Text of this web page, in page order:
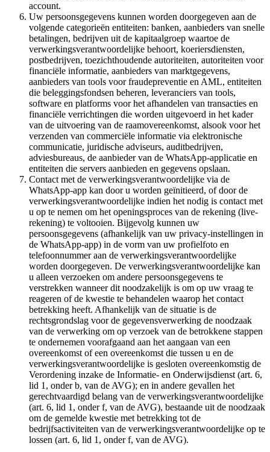
account.
Uw persoonsgegevens kunnen worden doorgegeven aan de
volgende categorieën entiteiten: banken, aanbieders van snelle
betalingen, bedrijven uit de kapitaalgroep waartoe de
verwerkingsverantwoordelijke behoort, koeriersdiensten,
postbedrijven, toezichthoudende autoriteiten, autoriteiten voor
financiële informatie, aanbieders van marktgegevens,
aanbieders van tools voor fraudepreventie en AML, entiteiten
die beleggingsfondsen beheren, leveranciers van tools,
software en platforms voor het afhandelen van transacties en
financiële verrichtingen die worden uitgevoerd in het kader
van de uitvoering van de raamovereenkomst, alsook voor het
verzenden van commerciële informatie via elektronische
communicatie, juridische adviseurs, auditbedrijven,
adviesbureaus, de aanbieder van de WhatsApp-applicatie en
entiteiten die servers aanbieden en gegevens opslaan.
Contact met de verwerkingsverantwoordelijke via de
WhatsApp-app kan door u worden geïnitieerd, of door de
verwerkingsverantwoordelijke indien het nodig is contact met
u op te nemen om het openingsproces van de rekening (live-
rekening) te voltooien. Bijgevolg kunnen uw
persoonsgegevens (afhankelijk van uw privacy-instellingen in
de WhatsApp-app) in de vorm van uw profielfoto en
telefoonnummer aan de verwerkingsverantwoordelijke
worden doorgegeven. De verwerkingsverantwoordelijke kan
u alleen verzoeken om andere persoonsgegevens te
verstrekken wanneer dit noodzakelijk is om op uw vraag te
reageren of de kwestie te behandelen waarop het contact
betrekking heeft. Afhankelijk van de situatie is de
rechtsgrondslag voor de gegevensverwerking de noodzaak
van de verwerking om op verzoek van de betrokkene stappen
te ondernemen voorafgaand aan het aangaan van een
overeenkomst of een overeenkomst die tussen u en de
verwerkingsverantwoordelijke is gesloten overeenkomstig de
Verordening inzake de Informatie- en Onderwijsdienst (art. 6,
lid 1, onder b, van de AVG); en in andere gevallen het
gerechtvaardigd belang van de verwerkingsverantwoordelijke
(art. 6, lid 1, onder f, van de AVG), bestaande uit de noodzaak
om de gemelde kwestie met betrekking tot de
bedrijfsactiviteiten van de verwerkingsverantwoordelijke op te
lossen (art. 6, lid 1, onder f, van de AVG).